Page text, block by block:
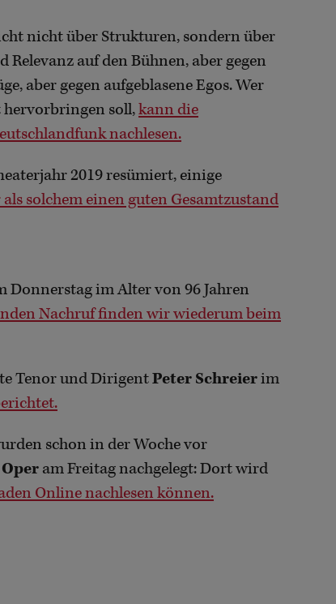
nicht über Strukturen, sondern über
auf den Bühnen, aber gegen
aber gegen aufgeblasene Egos. Wer
hervorbringen soll,kann die
nachlesen.
2019 resümiert, einige
solchem einen guten Gesamtzustand
Donnerstag im Alter von 96 Jahren
Nachruf finden wir wiederum beim
Tenor und DirigentPeter Schreierim
schon in der Woche vor
am Freitag nachgelegt: Dort wird
Online nachlesen können.